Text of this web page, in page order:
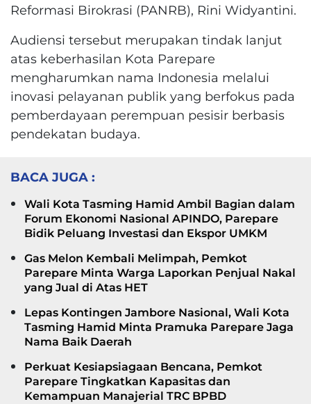
Reformasi Birokrasi (PANRB), Rini Widyantini.
Audiensi tersebut merupakan tindak lanjut
atas keberhasilan Kota Parepare
mengharumkan nama Indonesia melalui
inovasi pelayanan publik yang berfokus pada
pemberdayaan perempuan pesisir berbasis
pendekatan budaya.
BACA JUGA :
Wali Kota Tasming Hamid Ambil Bagian dalam
Forum Ekonomi Nasional APINDO, Parepare
Bidik Peluang Investasi dan Ekspor UMKM
Gas Melon Kembali Melimpah, Pemkot
Parepare Minta Warga Laporkan Penjual Nakal
yang Jual di Atas HET
Lepas Kontingen Jambore Nasional, Wali Kota
Tasming Hamid Minta Pramuka Parepare Jaga
Nama Baik Daerah
Perkuat Kesiapsiagaan Bencana, Pemkot
Parepare Tingkatkan Kapasitas dan
Kemampuan Manajerial TRC BPBD